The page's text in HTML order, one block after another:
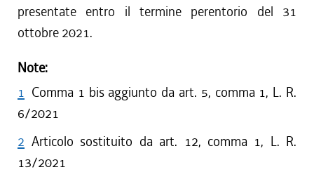
presentate entro il termine perentorio del 31
ottobre 2021.
Note:
1 Comma 1 bis aggiunto da art. 5, comma 1, L. R.
6/2021
2 Articolo sostituito da art. 12, comma 1, L. R.
13/2021